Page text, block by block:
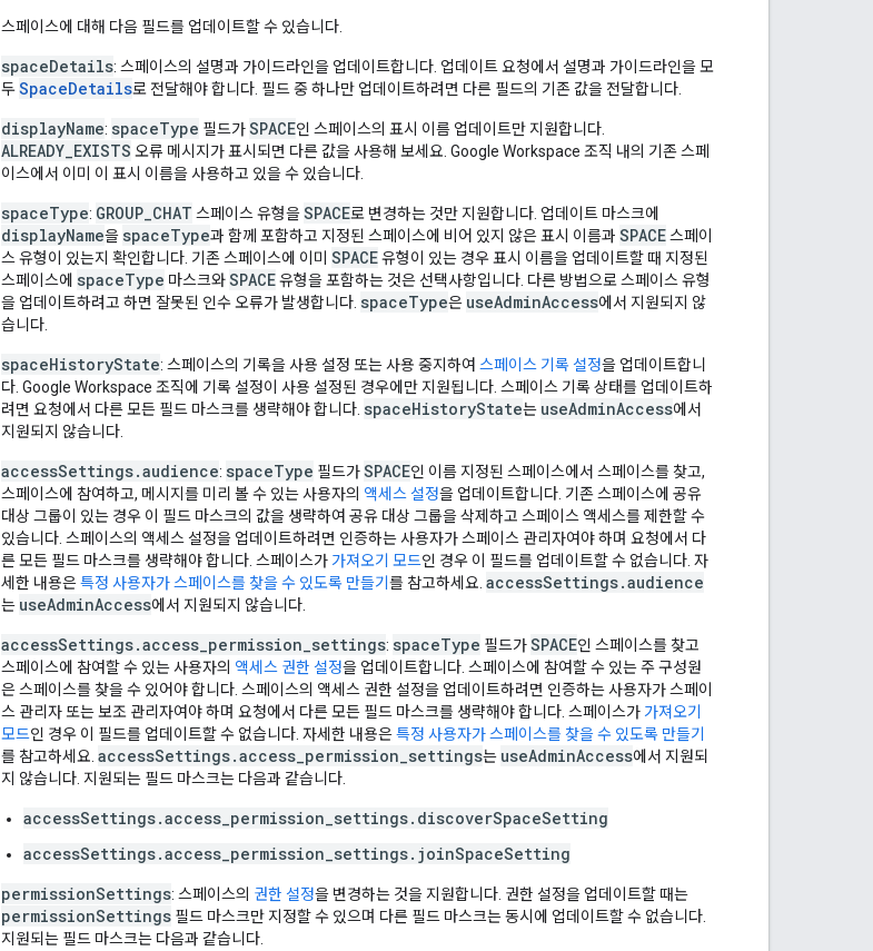
스페이스에 대해 다음 필드를 업데이트할 수 있습니다.
spaceDetails: 스페이스의 설명과 가이드라인을 업데이트합니다. 업데이트 요청에서 설명과 가이드라인을 모
두SpaceDetails로 전달해야 합니다. 필드 중 하나만 업데이트하려면 다른 필드의 기존 값을 전달합니다.
displayName: spaceType 필드가SPACE인 스페이스의 표시 이름 업데이트만 지원합니다.
ALREADY_EXISTS 오류 메시지가 표시되면 다른 값을 사용해 보세요. Google Workspace 조직 내의 기존 스페
이스에서 이미 이 표시 이름을 사용하고 있을 수 있습니다.
spaceType: GROUP_CHAT 스페이스 유형을SPACE로 변경하는 것만 지원합니다. 업데이트 마스크에
displayName을 spaceType과 함께 포함하고 지정된 스페이스에 비어 있지 않은 표시 이름과 SPACE스페이
스 유형이 있는지 확인합니다. 기존 스페이스에 이미 SPACE유형이 있는 경우 표시 이름을 업데이트할 때 지정된
스페이스에 spaceType 마스크와SPACE유형을 포함하는 것은 선택사항입니다. 다른 방법으로 스페이스 유형
을 업데이트하려고 하면 잘못된 인수 오류가 발생합니다. spaceType은 useAdminAccess에서 지원되지 않
습니다.
spaceHistoryState: 스페이스의 기록을 사용 설정 또는 사용 중지하여 스페이스 기록 설정을 업데이트합니
다. Google Workspace 조직에 기록 설정이 사용 설정된 경우에만 지원됩니다. 스페이스 기록 상태를 업데이트하
려면 요청에서 다른 모든 필드 마스크를 생략해야 합니다. spaceHistoryState는 useAdminAccess에서
지원되지 않습니다.
accessSettings.audience: spaceType 필드가SPACE인 이름 지정된 스페이스에서 스페이스를 찾고,
스페이스에 참여하고, 메시지를 미리 볼 수 있는 사용자의 액세스 설정을 업데이트합니다. 기존 스페이스에 공유
대상 그룹이 있는 경우 이 필드 마스크의 값을 생략하여 공유 대상 그룹을 삭제하고 스페이스 액세스를 제한할 수
있습니다. 스페이스의 액세스 설정을 업데이트하려면 인증하는 사용자가 스페이스 관리자여야 하며 요청에서 다
른 모든 필드 마스크를 생략해야 합니다. 스페이스가 가져오기 모드인 경우 이 필드를 업데이트할 수 없습니다. 자
세한 내용은특정 사용자가 스페이스를 찾을 수 있도록 만들기 를 참고하세요. accessSettings.audience
는 useAdminAccess에서 지원되지 않습니다.
accessSettings.access_permission_settings: spaceType 필드가SPACE인 스페이스를 찾고
스페이스에 참여할 수 있는 사용자의 액세스 권한 설정을 업데이트합니다. 스페이스에 참여할 수 있는 주 구성원
은 스페이스를 찾을 수 있어야 합니다. 스페이스의 액세스 권한 설정을 업데이트하려면 인증하는 사용자가 스페이
스 관리자 또는 보조 관리자여야 하며 요청에서 다른 모든 필드 마스크를 생략해야 합니다. 스페이스가 가져오기
모드인 경우 이 필드를 업데이트할 수 없습니다. 자세한 내용은특정 사용자가 스페이스를 찾을 수 있도록 만들기
를 참고하세요. accessSettings.access_permission_settings는 useAdminAccess에서 지원되
지 않습니다. 지원되는 필드 마스크는 다음과 같습니다.
accessSettings.access_permission_settings.discoverSpaceSetting
accessSettings.access_permission_settings.joinSpaceSetting
permissionSettings: 스페이스의 권한 설정을 변경하는 것을 지원합니다. 권한 설정을 업데이트할 때는
permissionSettings 필드 마스크만 지정할 수 있으며 다른 필드 마스크는 동시에 업데이트할 수 없습니다.
지원되는 필드 마스크는 다음과 같습니다.